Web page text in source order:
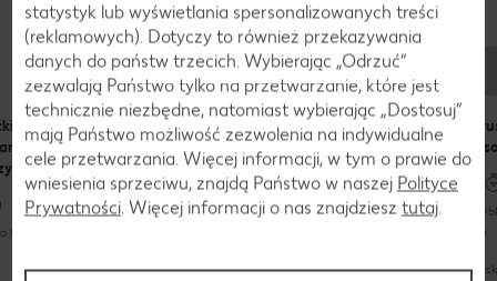
Przepisy
Dania z trybulą
z
(do 30 minut)
Krem ze
szparagów
szybko (do 30 minut)
nieskomplikowany
Crostini z awokado i
kozim serem
błyskawicznie (do 15 minut)
statystyk lub wyświetlania spersonalizowanych treści
(reklamowych). Dotyczy to również przekazywania
danych do państw trzecich. Wybierając „Odrzuć“
zezwalają Państwo tylko na przetwarzanie, które jest
technicznie niezbędne, natomiast wybierając „Dostosuj”
mają Państwo możliwość zezwolenia na indywidualne
cele przetwarzania. Więcej informacji, w tym o prawie do
wniesienia sprzeciwu, znajdą Państwo w naszej Polityce
Prywatności. Więcej informacji o nas znajdziesz tutaj.